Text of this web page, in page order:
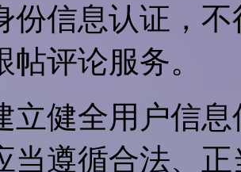
份信息认证，
帖评论服务。
立健全用户信
当遵循合法、